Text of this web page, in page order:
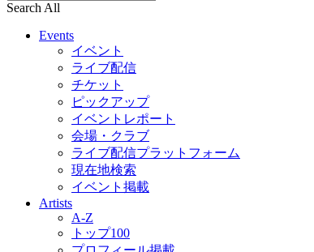
Search All
Events
イベント
ライブ配信
チケット
ピックアップ
イベントレポート
会場・クラブ
ライブ配信プラットフォーム
現在地検索
イベント掲載
Artists
A-Z
トップ100